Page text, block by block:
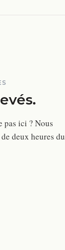
pas ici ? Nous
deux heures du